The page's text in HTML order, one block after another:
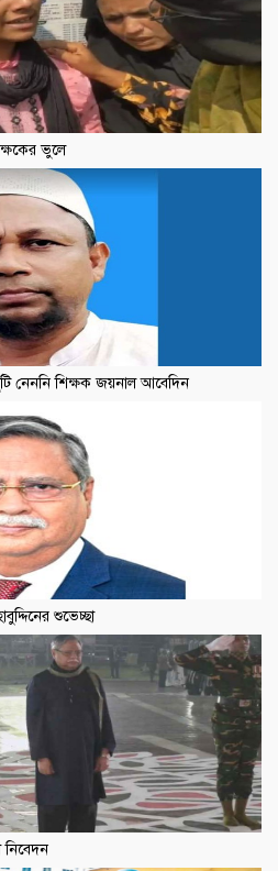
ভুলে
নেননি শিক্ষক জয়নাল আবেদিন
শুভেচ্ছা
নিবেদন